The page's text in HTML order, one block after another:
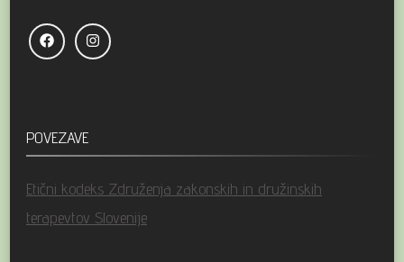
POVEZAVE
Etični kodeks Združenja zakonskih in družinskih
terapevtov Slovenije